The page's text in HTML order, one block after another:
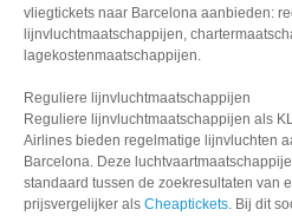
vliegtickets naar Barcelona aanbieden:
lijnvluchtmaatschappijen,
lagekostenmaatschappijen.
Reguliere lijnvluchtmaatschappijen
Reguliere lijnvluchtmaatschappijen als
Airlines bieden regelmatige lijnvluchten
Barcelona. Deze
standaard tussen de zoekresultaten van
prijsvergelijker als Cheaptickets. Bij dit